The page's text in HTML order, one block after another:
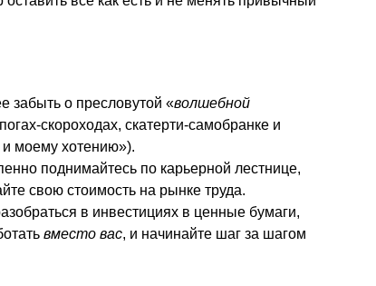
забыть о пресловутой «волшебной
скороходах, скатерти-самобранке и
моему хотению»).
поднимайтесь по карьерной лестнице,
свою стоимость на рынке труда.
в инвестициях в ценные бумаги,
вместо вас, и начинайте шаг за шагом